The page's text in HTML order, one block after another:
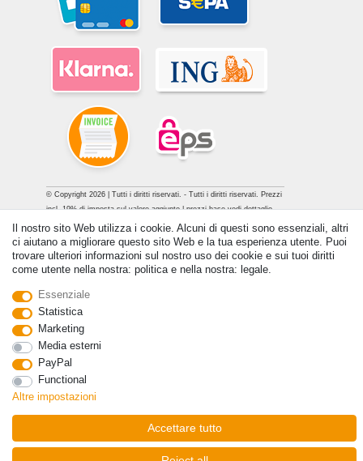
Il nostro sito Web utilizza i cookie. Alcuni di questi sono essenziali, altri
ci aiutano a migliorare questo sito Web e la tua esperienza utente. Puoi
trovare ulteriori informazioni sul nostro uso dei cookie e sui tuoi diritti
come utente nella nostra: politica e nella nostra: legale.
Essenziale
Statistica
Marketing
Media esterni
PayPal
Functional
Altre impostazioni
Accettare tutto
© Copyright 2026 | Tutti i diritti riservati. - Tutti i diritti riservati. Prezzi
incl. 19% di imposta sul valore aggiunto | prezzi base vedi dettaglio
articolo | *Si applica alle consegne in Italia!
Withdraw from contract here Contatto